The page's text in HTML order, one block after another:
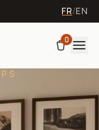
FR/EN
0